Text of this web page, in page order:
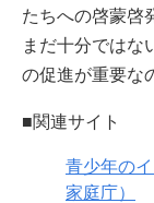
たちへの啓蒙啓
まだ十分ではな
の促進が重要な
■関連サイト
青少年の
家庭庁）